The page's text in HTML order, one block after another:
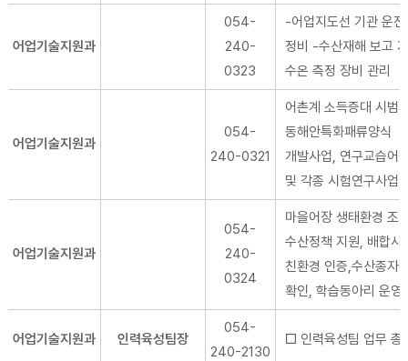
어업기술지원과
054-
240-
0323
-어업지도선 기관 운
정비 -수산재해 보고
수온 측정 장비 관리
어업기술지원과
054-
240-0321
어촌계 소득증대 시범
동해안특화패류양식
개발사업, 연구교습어
및 각종 시험연구사업
어업기술지원과
054-
240-
0324
마을어장 생태환경 조
수산정책 지원, 배합사
친환경 인증,수산종자
확인, 학습동아리 운영
어업기술지원과 인력육성팀장
054-
240-2130
□ 인력육성팀 업무 총